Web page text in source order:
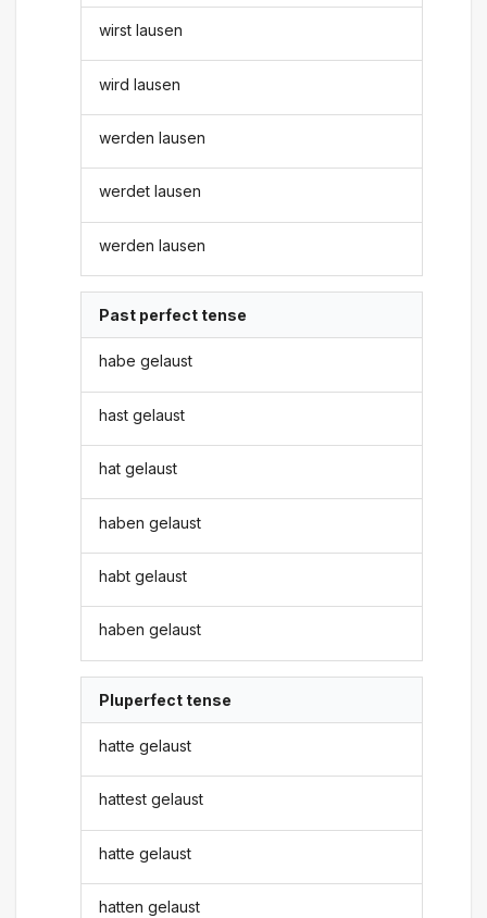
wirst lausen
wird lausen
werden lausen
werdet lausen
werden lausen
Past perfect tense
habe gelaust
hast gelaust
hat gelaust
haben gelaust
habt gelaust
haben gelaust
Pluperfect tense
hatte gelaust
hattest gelaust
hatte gelaust
hatten gelaust